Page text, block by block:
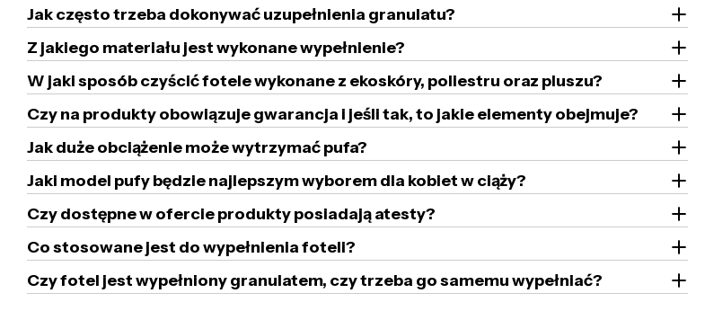
Jak często trzeba dokonywać uzupełnienia granulatu?
Z jakiego materiału jest wykonane wypełnienie?
W jaki sposób czyścić fotele wykonane z ekoskóry, poliestru oraz pluszu?
Czy na produkty obowiązuje gwarancja i jeśli tak, to jakie elementy obejmuje?
Jak duże obciążenie może wytrzymać pufa?
Jaki model pufy będzie najlepszym wyborem dla kobiet w ciąży?
Czy dostępne w ofercie produkty posiadają atesty?
Co stosowane jest do wypełnienia foteli?
Czy fotel jest wypełniony granulatem, czy trzeba go samemu wypełniać?